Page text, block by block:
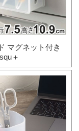
マグネット付き
＋